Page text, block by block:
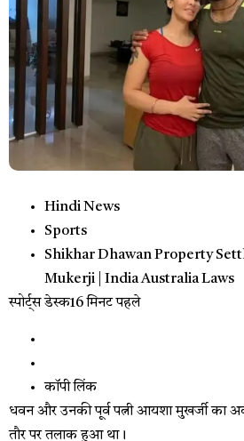
Hindi News
Sports
Shikhar Dhawan Property
Mukerji | India Australia Laws
स्पोर्ट्स डेस्क16 मिनट पहले
कॉपी लिंक
धवन और उनकी पूर्व पत्नी आयशा मुखर्जी का
तौर पर तलाक हुआ था।